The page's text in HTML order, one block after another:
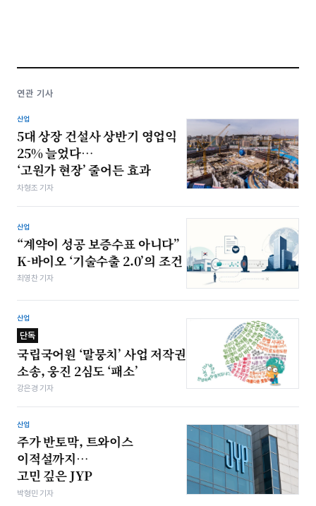
연관 기사
산업
5대 상장 건설사 상반기 영업익
25% 늘었다…
‘고원가 현장’ 줄어든 효과
차형조 기자
산업
“계약이 성공 보증수표 아니다”
K-바이오 ‘기술수출 2.0’의 조건
최영찬 기자
산업
단독
국립국어원 ‘말뭉치’ 사업 저작권
소송, 웅진 2심도 ‘패소’
강은경 기자
산업
주가 반토막, 트와이스
이적설까지…
고민 깊은 JYP
박형민 기자